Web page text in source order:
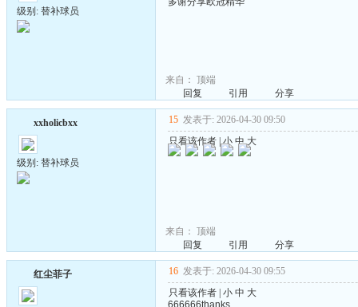
级别: 替补球员
来自： 顶端
回复
引用 分享
xxholicbxx
级别: 替补球员
15 发表于: 2026-04-30 09:50
只看该作者 |小 中 大
来自： 顶端
回复
引用 分享
红尘菲子 16 发表于: 2026-04-30 09:55
只看该作者 小 中 大
666666thanks